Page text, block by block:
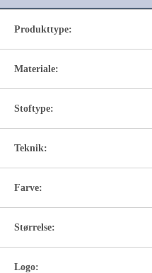
Produkttype:
Materiale:
Stoftype:
Teknik:
Farve:
Størrelse:
Logo: